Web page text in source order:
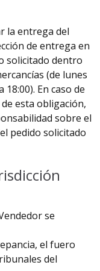
la entrega del
de entrega en
solicitado dentro
(de lunes
18:00). En caso de
esta obligación,
sobre el
pedido solicitado
se
el fuero
del